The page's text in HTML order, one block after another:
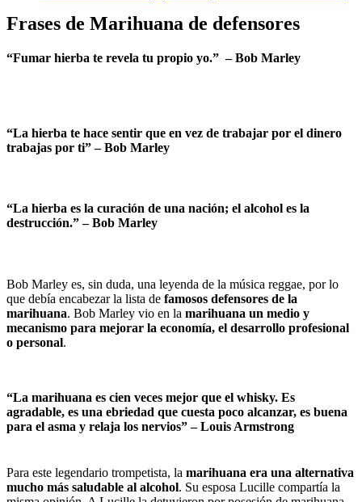
Frases de Marihuana de defensores
“Fumar hierba te revela tu propio yo.” –Bob Marley
“La hierba te hace sentir que en vez de trabajar por el dinero
trabajas por ti” –Bob Marley
“La hierba es la curación de una nación; el alcohol es la
destrucción.” –Bob Marley
Bob Marley es, sin duda, una leyenda de la música reggae, por lo
que debía encabezar la lista de famosos defensores de la
marihuana. Bob Marley vio en la marihuana un medio y
mecanismo para mejorar la economía, el desarrollo profesional
o personal.
“La marihuana es cien veces mejor que el whisky. Es
agradable, es una ebriedad que cuesta poco alcanzar, es buena
para el asma y relaja los nervios”– Louis Armstrong
Para este legendario trompetista, la marihuana era una alternativa
mucho más saludable al alcohol. Su esposa Lucille compartía la